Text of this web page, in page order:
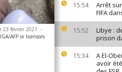
15:54
Arrêt
FIFA
15:52
Libye :
prison
15:34
A El-
avoir
23 février 2021 -
AFP or licensors